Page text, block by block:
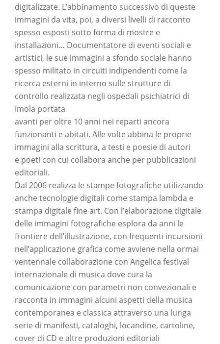
digitalizzate. L’abbinamento successivo di queste
immagini da vita, poi, a diversi livelli di racconto
spesso esposti sotto forma di mostre e
installazioni… Documentatore di eventi sociali e
artistici, le sue immagini a sfondo sociale hanno
spesso militato in circuiti indipendenti come la
ricerca esterni in interno sulle strutture di
controllo realizzata negli ospedali psichiatrici di
Imola portata
avanti per oltre 10 anni nei reparti ancora
funzionanti e abitati. Alle volte abbina le proprie
immagini alla scrittura, a testi e poesie di autori
e poeti con cui collabora anche per pubblicazioni
editoriali.
Dal 2006 realizza le stampe fotografiche utilizzando
anche tecnologie digitali come stampa lambda e
stampa digitale fine art. Con l’elaborazione digitale
delle immagini fotografiche esplora da anni le
frontiere dell’illustrazione, con frequenti incursioni
nell’applicazione grafica come avviene nella ormai
ventennale collaborazione con Angelica festival
internazionale di musica dove cura la
comunicazione con parametri non convezionali e
racconta in immagini alcuni aspetti della musica
contemporanea e classica attraverso una lunga
serie di manifesti, cataloghi, locandine, cartoline,
cover di CD e altre produzioni editoriali